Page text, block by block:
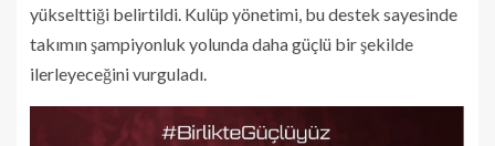
yükselttiği belirtildi. Kulüp yönetimi, bu destek sayesinde
takımın şampiyonluk yolunda daha güçlü bir şekilde
ilerleyeceğini vurguladı.